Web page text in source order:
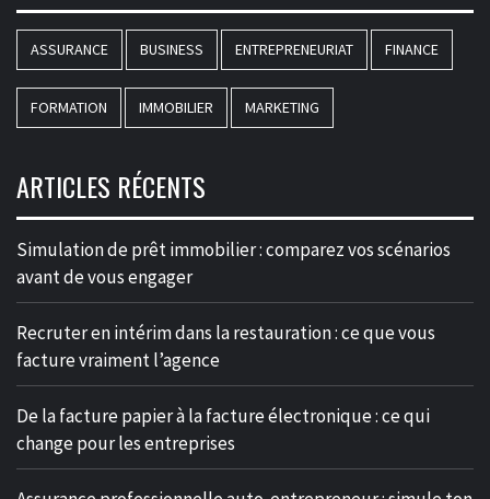
ASSURANCE BUSINESS ENTREPRENEURIAT FINANCE
FORMATION IMMOBILIER MARKETING
ARTICLES RÉCENTS
Simulation de prêt immobilier : comparez vos scénarios
avant de vous engager
Recruter en intérim dans la restauration : ce que vous
facture vraiment l’agence
De la facture papier à la facture électronique : ce qui
change pour les entreprises